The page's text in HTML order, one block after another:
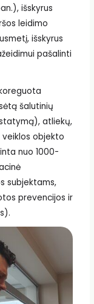
išskyrus
leidimo
išskyrus
pašalinti
šalutinių
atliekų,
objekto
nuo 1000-
subjektams,
prevencijos ir